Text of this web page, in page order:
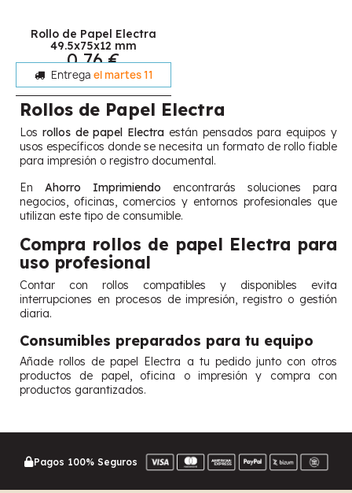
Rollo de Papel Electra
49.5x75x12 mm
0,76 €
Entrega el martes 11
Rollos de Papel Electra
Los rollos de papel Electra están pensados para equipos y
usos específicos donde se necesita un formato de rollo fiable
para impresión o registro documental.
En Ahorro Imprimiendo encontrarás soluciones para
negocios, oficinas, comercios y entornos profesionales que
utilizan este tipo de consumible.
Compra rollos de papel Electra para
uso profesional
Contar con rollos compatibles y disponibles evita
interrupciones en procesos de impresión, registro o gestión
diaria.
Consumibles preparados para tu equipo
Añade rollos de papel Electra a tu pedido junto con otros
productos de papel, oficina o impresión y compra con
productos garantizados.
Pagos 100% Seguros